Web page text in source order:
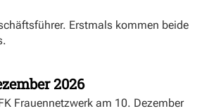
Erstmals kommen beide
2026
Frauennetzwerk am 10. Dezember